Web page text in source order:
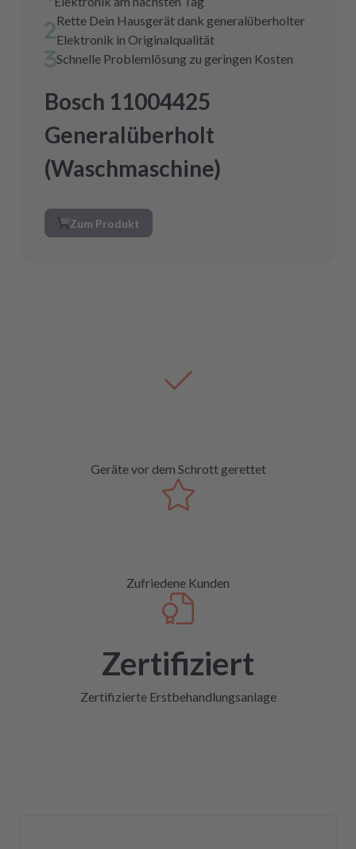
Rette Dein Hausgerät dank generalüberholter
Elektronik in Originalqualität
Schnelle Problemlösung zu geringen Kosten
Bosch 11004425
Generalüberholt
(Waschmaschine)
Zum Produkt
Geräte vor dem Schrott gerettet
Zufriedene Kunden
Zertifiziert
Zertifizierte Erstbehandlungsanlage